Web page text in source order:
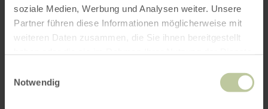
soziale Medien, Werbung und Analysen weiter. Unsere
Partner führen diese Informationen möglicherweise mit
weiteren Daten zusammen, die Sie ihnen bereitgestellt
Notwendig